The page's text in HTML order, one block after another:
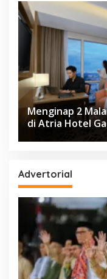
Menginap 2
di Atria Hotel
Advertorial